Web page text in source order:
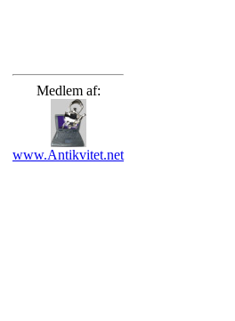
Medlem af:
www.Antikvitet.net